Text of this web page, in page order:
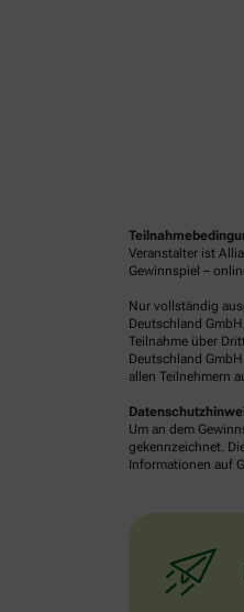
Veranstalter ist
Gewinnspiel –
Nur vollständig
Deutschland
Teilnahme über
Deutschland
allen Teilnehmern
Um an dem
gekennzeichnet.
Informationen auf